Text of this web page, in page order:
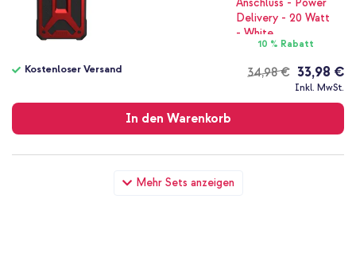
Mehr Sets anzeigen
10 % Rabatt
34,98 €
Kostenloser Versand 33,98 €
Inkl. MwSt.
In den Warenkorb
Versand
UAG Monarch Case Apple iPhone 11 Pro Max - Crimson Red +
USB-C zu Lightning-Kabel - Refurbished - 1 Meter - Weiß